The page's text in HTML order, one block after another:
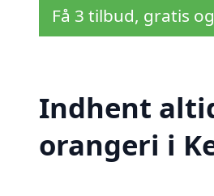
Få 3 tilbud, gratis
Indhent
orangeri i